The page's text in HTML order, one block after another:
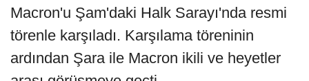
Macron'u Şam'daki Halk Sarayı'nda resmi
törenle karşıladı. Karşılama töreninin
ardından Şara ile Macron ikili ve heyetler